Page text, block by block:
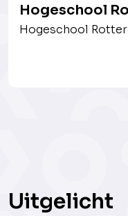
Hogeschool
Hogeschool
Uitgelicht